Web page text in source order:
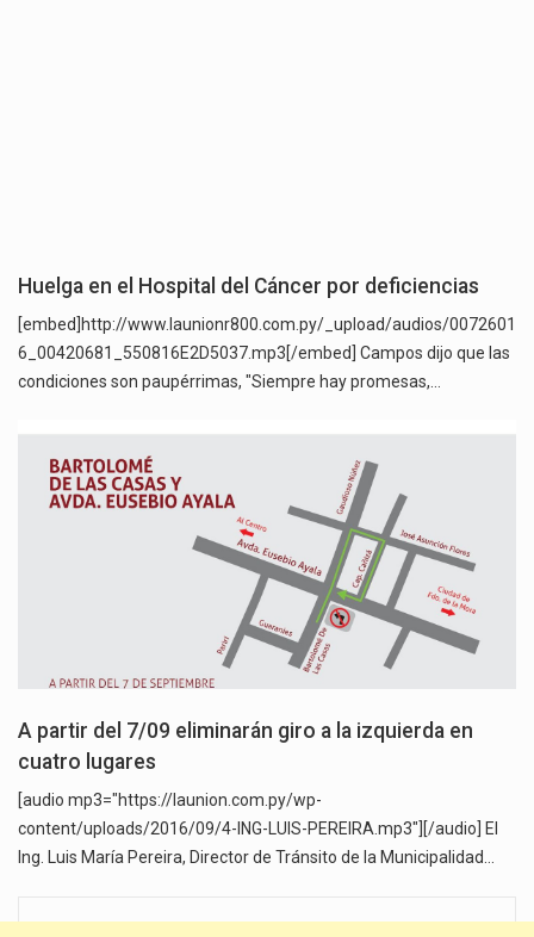
Huelga en el Hospital del Cáncer por deficiencias
[embed]http://www.launionr800.com.py/_upload/audios/0072601
6_00420681_550816E2D5037.mp3[/embed] Campos dijo que las
condiciones son paupérrimas, "Siempre hay promesas,…
A partir del 7/09 eliminarán giro a la izquierda en
cuatro lugares
[audio mp3="https://launion.com.py/wp-
content/uploads/2016/09/4-ING-LUIS-PEREIRA.mp3"][/audio] El
Ing. Luis María Pereira, Director de Tránsito de la Municipalidad…